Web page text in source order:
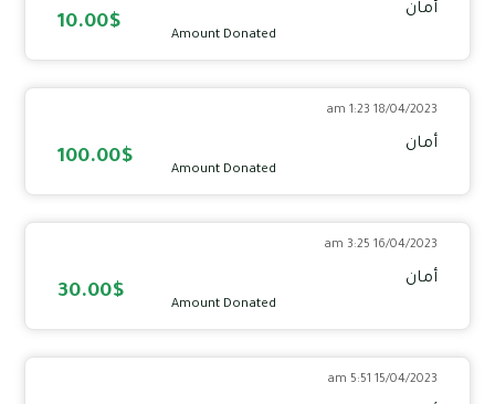
أمان
Amount Donated
10.00$
18/04/2023 1:23 am
أمان
Amount Donated
100.00$
16/04/2023 3:25 am
أمان
Amount Donated
30.00$
15/04/2023 5:51 am